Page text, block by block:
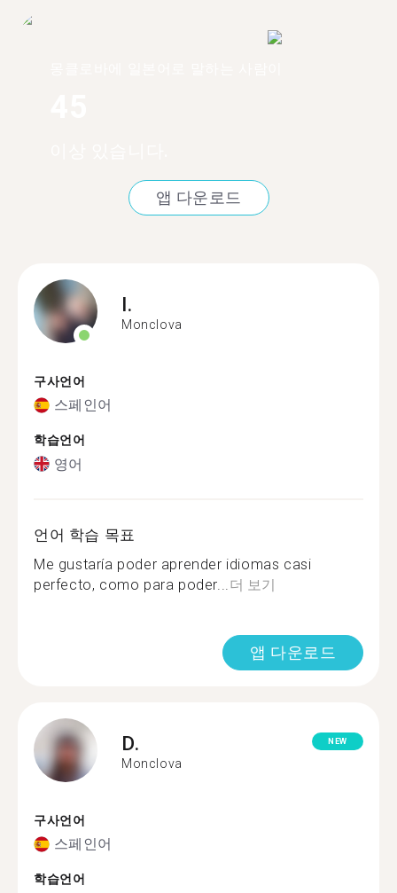
앱 다운로드
I.
Monclova
구사언어
스페인어
학습언어
영어
언어 학습 목표
Me gustaría poder aprender idiomas casi
perfecto, como para poder... 더 보기
앱 다운로드
D.
Monclova
NEW
구사언어
스페인어
학습언어